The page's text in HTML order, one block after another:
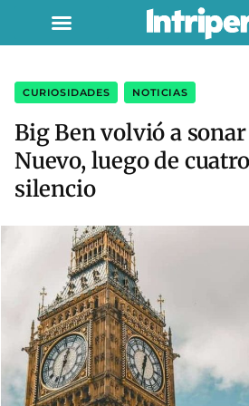
CURIOSIDADES NOTICIAS
Big Ben volvió a
Nuevo, luego de
silencio